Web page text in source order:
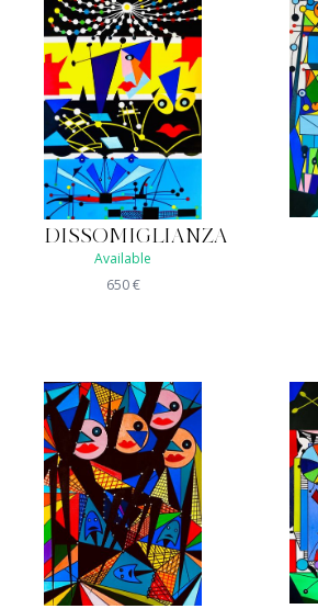
DISSOMIGLIANZA
Available
650€